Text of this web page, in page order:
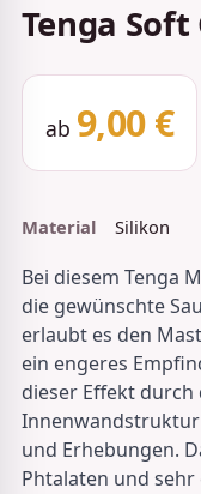
Tenga Soft
ab 9,00 €
Material Silikon
Bei diesem Tenga
die gewünschte
erlaubt es den
ein engeres
dieser Effekt
Innenwandstruktur
und Erhebungen.
Phtalaten und